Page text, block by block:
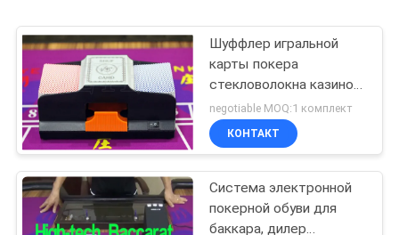
Шуффлер игральной
карты покера
стекловолокна казино
для плутовки азартных
игр баккара
negotiable MOQ:1 комплект
КОНТАКТ
Система электронной
покерной обуви для
баккара, дилер